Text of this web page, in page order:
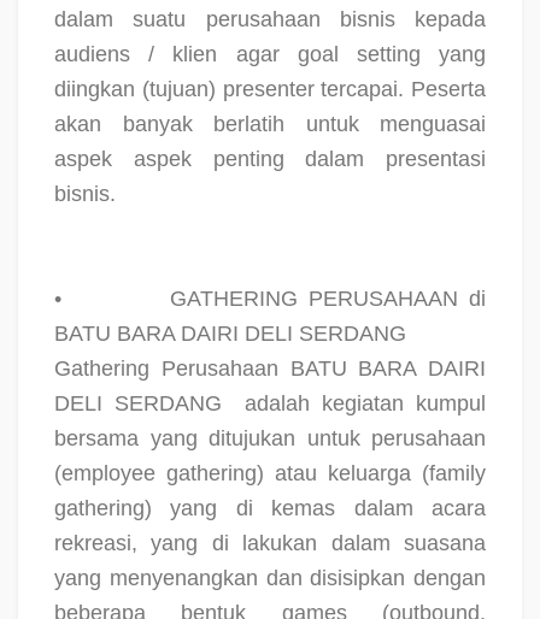
dalam suatu perusahaan bisnis kepada
audiens / klien agar goal setting yang
diingkan (tujuan) presenter tercapai. Peserta
akan banyak berlatih untuk menguasai
aspek aspek penting dalam presentasi
bisnis.
•
GATHERING PERUSAHAAN di
BATU BARA DAIRI DELI SERDANG
Gathering Perusahaan BATU BARA DAIRI
DELI SERDANG
adalah kegiatan kumpul
bersama yang ditujukan untuk perusahaan
(employee gathering) atau keluarga (family
gathering) yang di kemas dalam acara
rekreasi, yang di lakukan dalam suasana
yang menyenangkan dan disisipkan dengan
beberapa bentuk games (outbound,